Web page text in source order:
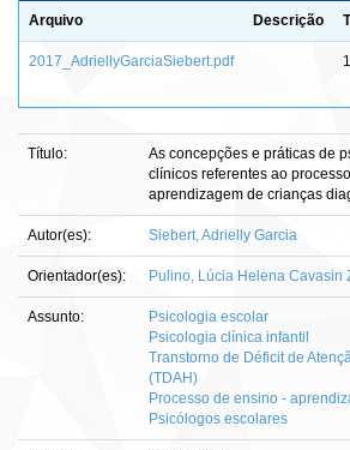
Arquivo Descrição
2017_AdriellyGarciaSiebert.pdf
Título:
As concepções e práticas de
clínicos referentes ao
aprendizagem de crianças
Autor(es): Siebert, Adrielly Garcia
Orientador(es): Pulino, Lúcia Helena Cavasin
Assunto:
Psicologia escolar
Psicologia clínica infantil
Transtorno de Déficit de
(TDAH)
Processo de ensino -
Psicólogos escolares